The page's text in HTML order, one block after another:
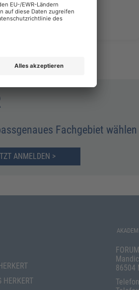
Fachgebiet wählen
ANMELDEN >
HERKERT
86504